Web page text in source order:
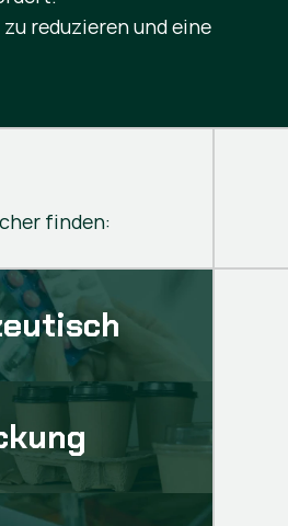
reduzieren und eine
finden: